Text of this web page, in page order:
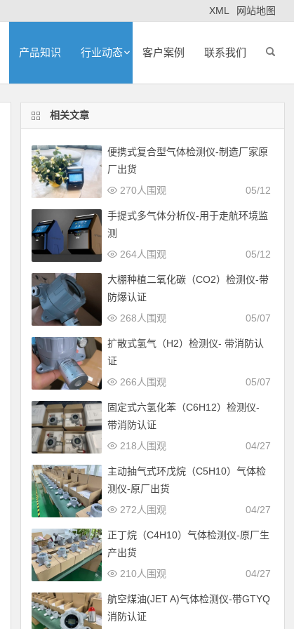
XML 网站地图
产品知识 行业动态 客户案例 联系我们
相关文章
便携式复合型气体检测仪-制造厂家原
厂出货
05/12
270人围观
手提式多气体分析仪-用于走航环境监
测
05/12
264人围观
大棚种植二氧化碳（CO2）检测仪-带
防爆认证
05/07
268人围观
扩散式氢气（H2）检测仪- 带消防认
证
05/07
266人围观
固定式六氢化苯（C6H12）检测仪-
带消防认证
04/27
218人围观
主动抽气式环戊烷（C5H10）气体检
测仪-原厂出货
04/27
272人围观
正丁烷（C4H10）气体检测仪-原厂生
产出货
04/27
210人围观
航空煤油(JET A)气体检测仪-带GTYQ
消防认证